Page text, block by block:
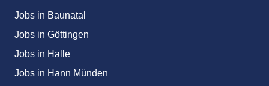
Jobs in Baunatal
Jobs in Göttingen
Jobs in Halle
Jobs in Hann Münden